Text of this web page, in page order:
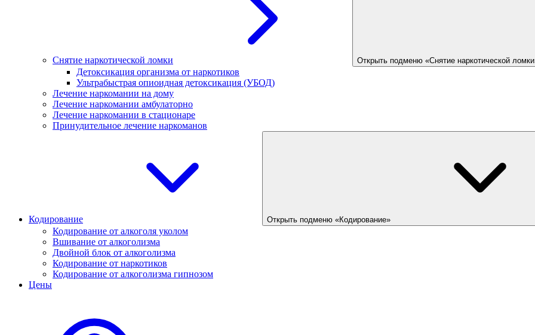
Снятие наркотической ломки Открыть подменю «Снятие наркотической
Детоксикация организма от наркотиков
Ультрабыстрая опиоидная детоксикация (УБОД)
Лечение наркомании на дому
Лечение наркомании амбулаторно
Лечение наркомании в стационаре
Принудительное лечение наркоманов
Кодирование Открыть подменю «Кодирование»
Кодирование от алкоголя уколом
Вшивание от алкоголизма
Двойной блок от алкоголизма
Кодирование от наркотиков
Кодирование от алкоголизма гипнозом
Цены